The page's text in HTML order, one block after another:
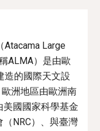
Large
ALMA）是由歐
造的國際天文設
洲地區由歐洲南
美國國家科學基金
NRC）、與臺灣